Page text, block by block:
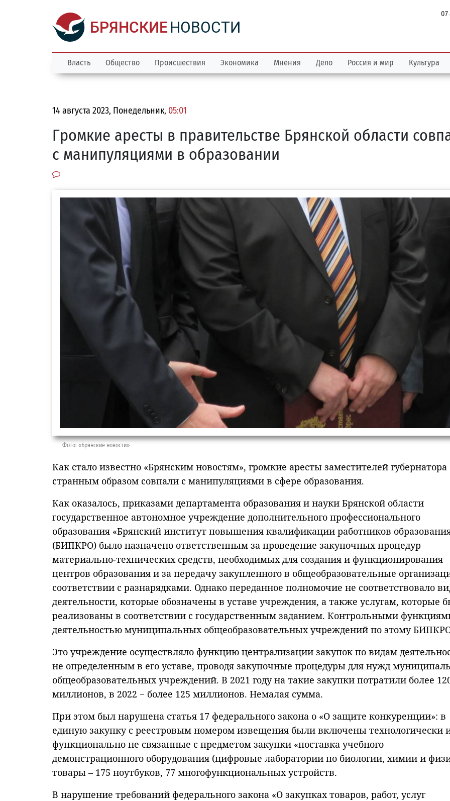
БРЯНСКИЕНОВОСТИ
07
Власть Общество Происшествия Экономика Мнения Дело Россия и мир Культура
14 августа 2023, Понедельник, 05:01
Громкие аресты в правительстве Брянской области
с манипуляциями в образовании
Фото: «Брянские новости»
Как стало известно «Брянским новостям», громкие аресты заместителей губернатора
странным образом совпали с манипуляциями в сфере образования.
Как оказалось, приказами департамента образования и науки Брянской области
государственное автономное учреждение дополнительного профессионального
образования «Брянский институт повышения квалификации работников
(БИПКРО) было назначено ответственным за проведение закупочных процедур
материально-технических средств, необходимых для создания и функционирования
центров образования и за передачу закупленного в общеобразовательные
соответствии с разнарядками. Однако переданное полномочие не соответствовало
деятельности, которые обозначены в уставе учреждения, а также услугам, которые
реализованы в соответствии с государственным заданием. Контрольными
деятельностью муниципальных общеобразовательных учреждений по этому
Это учреждение осуществляло функцию централизации закупок по видам
не определенным в его уставе, проводя закупочные процедуры для нужд
общеобразовательных учреждений. В 2021 году на такие закупки потратили более
миллионов, в 2022 − более 125 миллионов. Немалая сумма.
При этом был нарушена статья 17 федерального закона о «О защите конкуренции»: в
единую закупку с реестровым номером извещения были включены технологически
функционально не связанные с предметом закупки «поставка учебного
демонстрационного оборудования (цифровые лаборатории по биологии, химии и
товары – 175 ноутбуков, 77 многофункциональных устройств.
В нарушение требований федерального закона «О закупках товаров, работ, услуг